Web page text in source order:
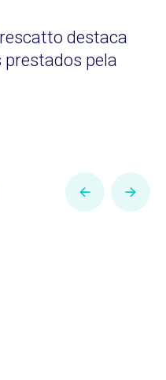
destaca
pela